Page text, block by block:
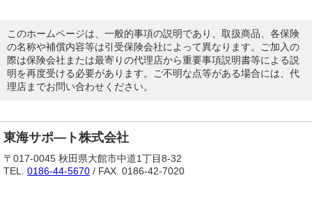
このホームページは、一般的事項の説明であり、取扱商品、各保険
の名称や補償内容等は引受保険会社によって異なります。ご加入の
際は保険会社または最寄りの代理店から重要事項説明書等による説
明を再度受ける必要があります。ご不明な点等がある場合には、代
理店までお問い合わせください。
東海サポ―ト株式会社
〒017-0045 秋田県大館市中道1丁目8-32
TEL. 0186-44-5670 / FAX. 0186-42-7020